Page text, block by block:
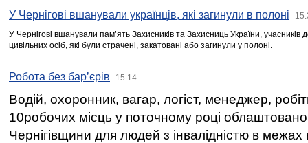
У Чернігові вшанували українців, які загинули в полоні
У Чернігові вшанували пам’ять Захисників та Захисниць України,
цивільних осіб, які були страчені, закатовані або загинули у полоні.
Робота без бар’єрів 15:14
Водій, охоронник, вагар, логіст, менеджер,
10робочих місць у поточному році
Чернігівщини для людей з інвалідністю в межах